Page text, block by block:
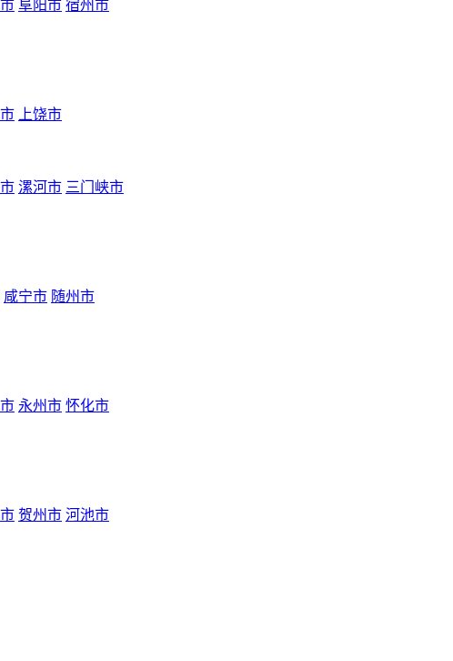
阜阳市 宿州市
上饶市
漯河市 三门峡市
咸宁市 随州市
永州市 怀化市
贺州市 河池市